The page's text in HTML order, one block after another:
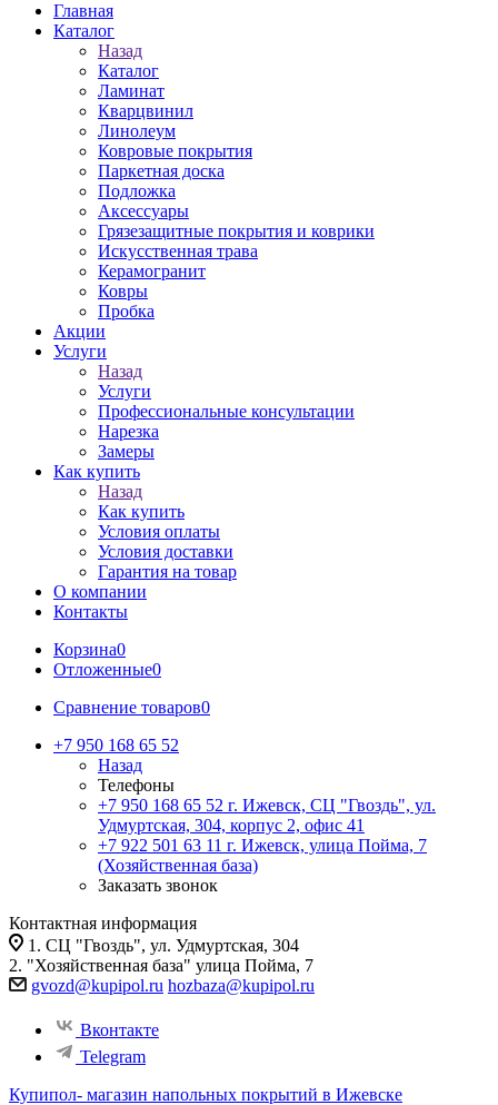
Главная
Каталог
Назад
Каталог
Ламинат
Кварцвинил
Линолеум
Ковровые покрытия
Паркетная доска
Подложка
Аксессуары
Грязезащитные покрытия и коврики
Искусственная трава
Керамогранит
Ковры
Пробка
Акции
Услуги
Назад
Услуги
Профессиональные консультации
Нарезка
Замеры
Как купить
Назад
Как купить
Условия оплаты
Условия доставки
Гарантия на товар
О компании
Контакты
Корзина0
Отложенные0
Сравнение товаров0
+7 950 168 65 52
Назад
Телефоны
+7 950 168 65 52 г. Ижевск, СЦ "Гвоздь", ул.
Удмуртская, 304, корпус 2, офис 41
+7 922 501 63 11 г. Ижевск, улица Пойма, 7
(Хозяйственная база)
Заказать звонок
Контактная информация
1. СЦ "Гвоздь", ул. Удмуртская, 304
2. "Хозяйственная база" улица Пойма, 7
gvozd@kupipol.ru hozbaza@kupipol.ru
Вконтакте
Telegram
Купипол- магазин напольных покрытий в Ижевске